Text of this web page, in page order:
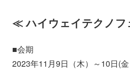
≪ ハイウェイテクノ
■会期
2023年11月9日（木）～10日(